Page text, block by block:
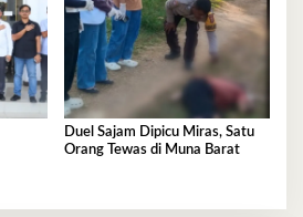
Duel Sajam Dipicu Miras, Satu
Orang Tewas di Muna Barat